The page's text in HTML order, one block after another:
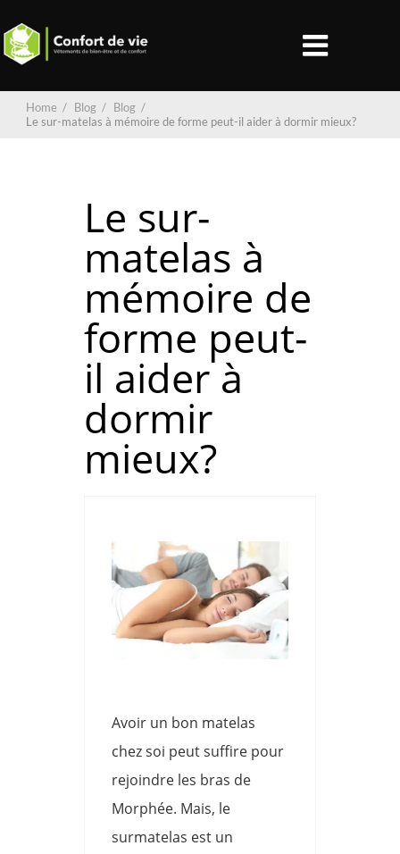
Home / Blog / Blog /
Le sur-matelas à mémoire de forme peut-il aider à dormir mieux?
Le sur-
matelas à
mémoire de
forme peut-
il aider à
dormir
mieux?
Avoir un bon matelas
chez soi peut suffire pour
rejoindre les bras de
Morphée. Mais, le
surmatelas est un